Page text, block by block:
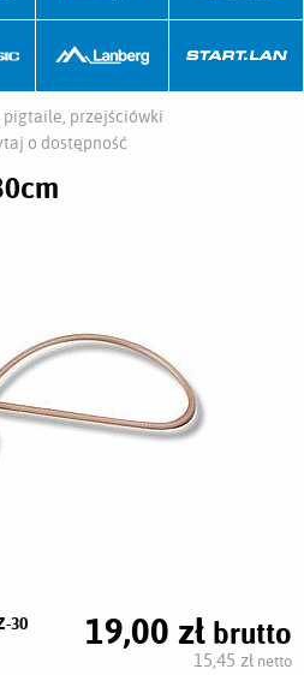
pigtaile, przejściówki
o dostępność
19,00 zł brutto
15,45 zł netto
30